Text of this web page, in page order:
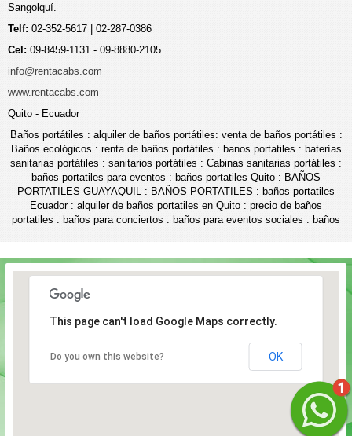
Sangolquí.
Telf: 02-352-5617 | 02-287-0386
Cel: 09-8459-1131 - 09-8880-2105
info@rentacabs.com
www.rentacabs.com
Quito - Ecuador
Baños portátiles : alquiler de baños portátiles: venta de baños portátiles :
Baños ecológicos : renta de baños portátiles : banos portatiles : baterías
sanitarias portátiles : sanitarios portátiles : Cabinas sanitarias portátiles :
baños portatiles para eventos : baños portatiles Quito : BAÑOS
PORTATILES GUAYAQUIL : BAÑOS PORTATILES : baños portatiles
Ecuador : alquiler de baños portatiles en Quito : precio de baños
portatiles : baños para conciertos : baños para eventos sociales : baños
This page can't load Google Maps correctly.
Do you own this website? OK